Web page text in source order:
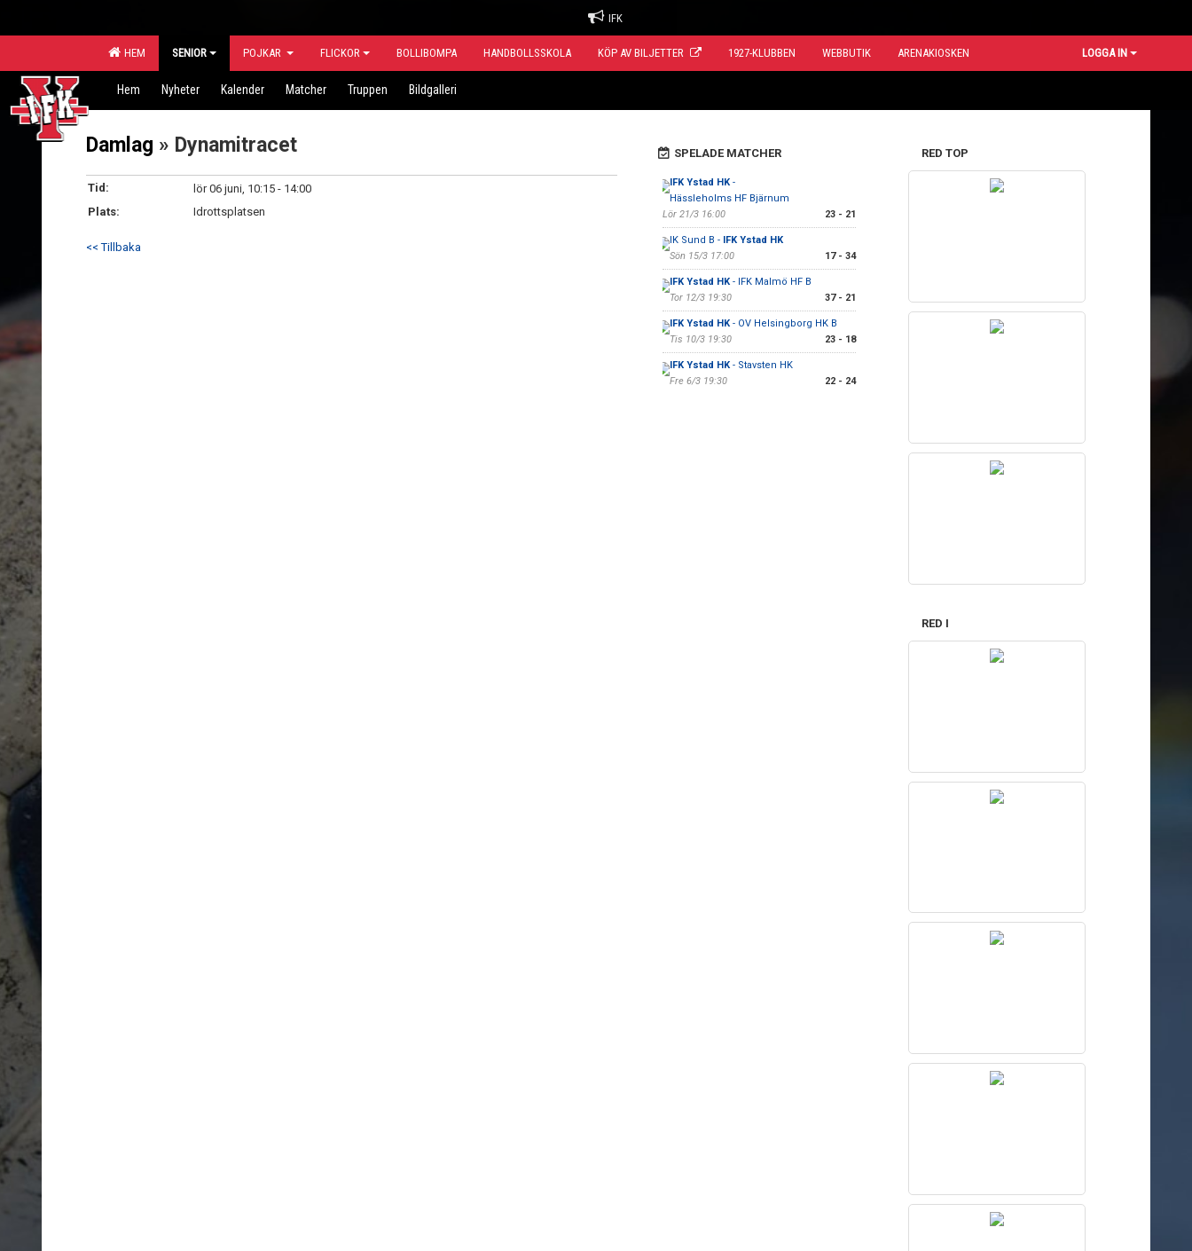
IFK
HEM SENIOR POJKAR FLICKOR BOLLIBOMPA HANDBOLLSSKOLA KÖP AV BILJETTER 1927-KLUBBEN WEBBUTIK ARENAKIOSKEN LOGGA IN
Hem Nyheter Kalender Matcher Truppen Bildgalleri
Damlag » Dynamitracet
Tid:
lör 06 juni, 10:15 - 14:00
Plats:
Idrottsplatsen
<< Tillbaka
SPELADE MATCHER
IFK Ystad HK-
Hässleholms HF Bjärnum
Lör 21/3 16:00
23 - 21
IK Sund B - IFK Ystad HK
Sön 15/3 17:00
17 - 34
IFK Ystad HK- IFK Malmö HF B
Tor 12/3 19:30
37 - 21
IFK Ystad HK- OV Helsingborg HK B
Tis 10/3 19:30
23 - 18
IFK Ystad HK- Stavsten HK
Fre 6/3 19:30
22 - 24
RED TOP
RED I